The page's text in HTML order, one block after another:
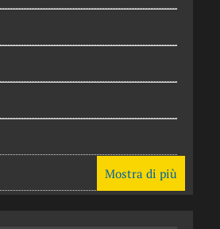
Mostra di più